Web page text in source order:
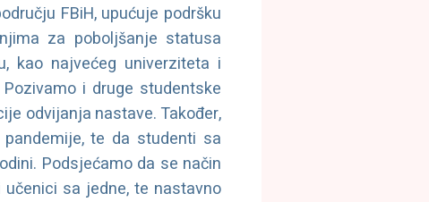
FBiH, upućuje podršku
za poboljšanje statusa
kao najvećeg univerziteta i
i druge studentske
odvijanja nastave. Također,
te da studenti sa
Podsjećamo da se način
sa jedne, te nastavno